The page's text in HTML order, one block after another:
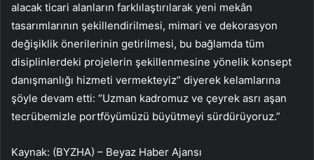
alacak ticari alanların farklılaştırılarak yeni mekân
tasarımlarının şekillendirilmesi, mimari ve dekorasyon
değişiklik önerilerinin getirilmesi, bu bağlamda tüm
disiplinlerdeki projelerin şekillenmesine yönelik konsept
danışmanlığı hizmeti vermekteyiz” diyerek kelamlarına
şöyle devam etti: “Uzman kadromuz ve çeyrek asrı aşan
tecrübemizle portföyümüzü büyütmeyi sürdürüyoruz.”
Kaynak: (BYZHA) – Beyaz Haber Ajansı